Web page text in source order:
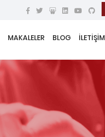
MAKALELER BLOG İLETİŞİM